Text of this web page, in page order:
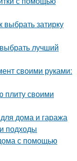
затирку
лучший
своими руками:
плиту своими
дома и гаража
подходы
с помощью